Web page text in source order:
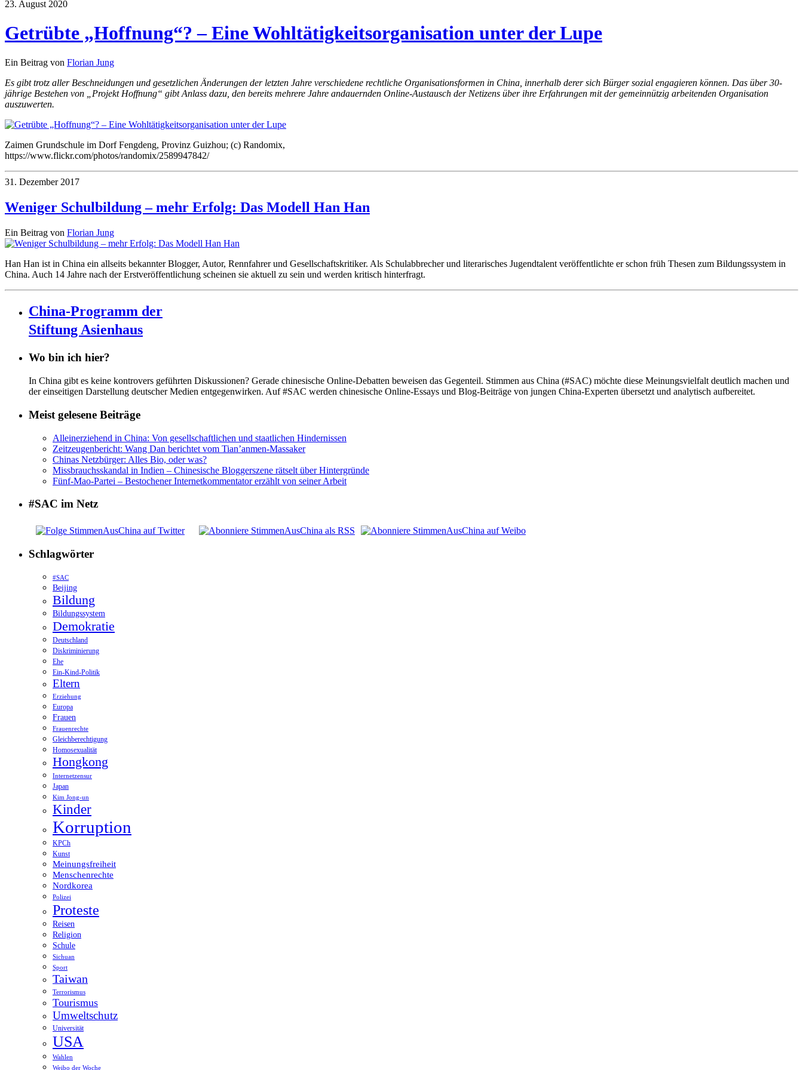
23. August 2020
Getrübte „Hoffnung“? – Eine Wohltätigkeitsorganisation unter der Lupe
Ein Beitrag von Florian Jung
Es gibt trotz aller Beschneidungen und gesetzlichen Änderungen der letzten Jahre verschiedene rechtliche Organisationsformen in China, innerhalb derer sich Bürger sozial engagieren können. Das über 30-
jährige Bestehen von „Projekt Hoffnung“ gibt Anlass dazu, den bereits mehrere Jahre andauernden Online-Austausch der Netizens über ihre Erfahrungen mit der gemeinnützig arbeitenden Organisation
auszuwerten.
Zaimen Grundschule im Dorf Fengdeng, Provinz Guizhou; (c) Randomix,
https://www.flickr.com/photos/randomix/2589947842/
31. Dezember 2017
Weniger Schulbildung – mehr Erfolg: Das Modell Han Han
Ein Beitrag von Florian Jung
Han Han ist in China ein allseits bekannter Blogger, Autor, Rennfahrer und Gesellschaftskritiker. Als Schulabbrecher und literarisches Jugendtalent veröffentlichte er schon früh Thesen zum Bildungssystem in
China. Auch 14 Jahre nach der Erstveröffentlichung scheinen sie aktuell zu sein und werden kritisch hinterfragt.
China-Programm der
Stiftung Asienhaus
Wo bin ich hier?
In China gibt es keine kontrovers geführten Diskussionen? Gerade chinesische Online-Debatten beweisen das Gegenteil. Stimmen aus China (#SAC) möchte diese Meinungsvielfalt deutlich machen und
der einseitigen Darstellung deutscher Medien entgegenwirken. Auf #SAC werden chinesische Online-Essays und Blog-Beiträge von jungen China-Experten übersetzt und analytisch aufbereitet.
Meist gelesene Beiträge
Alleinerziehend in China: Von gesellschaftlichen und staatlichen Hindernissen
Zeitzeugenbericht: Wang Dan berichtet vom Tian’anmen-Massaker
Chinas Netzbürger: Alles Bio, oder was?
Missbrauchsskandal in Indien – Chinesische Bloggerszene rätselt über Hintergründe
Fünf-Mao-Partei – Bestochener Internetkommentator erzählt von seiner Arbeit
#SAC im Netz
Schlagwörter
#SAC
Beijing
Bildung
Bildungssystem
Demokratie
Deutschland
Diskriminierung
Ehe
Ein-Kind-Politik
Eltern
Erziehung
Europa
Frauen
Frauenrechte
Gleichberechtigung
Homosexualität
Hongkong
Internetzensur
Japan
Kim Jong-un
Kinder
Korruption
KPCh
Kunst
Meinungsfreiheit
Menschenrechte
Nordkorea
Polizei
Proteste
Reisen
Religion
Schule
Sichuan
Sport
Taiwan
Terrorismus
Tourismus
Umweltschutz
Universität
USA
Wahlen
Weibo der Woche